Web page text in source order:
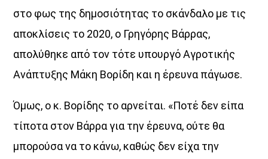
στο φως της δηµοσιότητας το σκάνδαλο µε τις
αποκλίσεις το 2020, ο Γρηγόρης Βάρρας,
απολύθηκε από τον τότε υπουργό Αγροτικής
Ανάπτυξης Μάκη Βορίδη και η έρευνα πάγωσε.
Όµως, ο κ. Βορίδης το αρνείται. «Ποτέ δεν είπα
τίποτα στον Βάρρα για την έρευνα, ούτε θα
µπορούσα να το κάνω, καθώς δεν είχα την